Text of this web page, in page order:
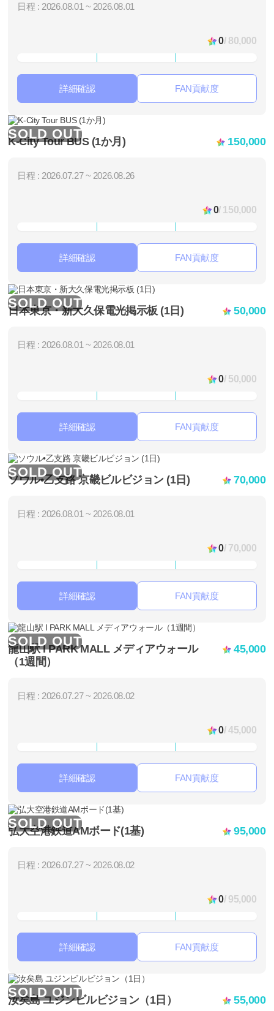
日程 : 2026.08.01 ~ 2026.08.01
0/ 80,000
詳細確認 FAN貢献度
SOLD OUT
K-City Tour BUS (1か月) 150,000
日程 : 2026.07.27 ~ 2026.08.26
0/ 150,000
詳細確認 FAN貢献度
SOLD OUT
日本東京・新大久保電光掲示板 (1日) 50,000
日程 : 2026.08.01 ~ 2026.08.01
0/ 50,000
詳細確認 FAN貢献度
SOLD OUT
ソウル•乙支路 京畿ビルビジョン (1日) 70,000
日程 : 2026.08.01 ~ 2026.08.01
0/ 70,000
詳細確認 FAN貢献度
SOLD OUT
龍山駅 I PARK MALL メディアウォール
（1週間）
45,000
日程 : 2026.07.27 ~ 2026.08.02
0/ 45,000
詳細確認 FAN貢献度
SOLD OUT
弘大空港鉄道AMボード(1基) 95,000
日程 : 2026.07.27 ~ 2026.08.02
0/ 95,000
詳細確認 FAN貢献度
SOLD OUT
汝矣島 ユジンビルビジョン（1日） 55,000